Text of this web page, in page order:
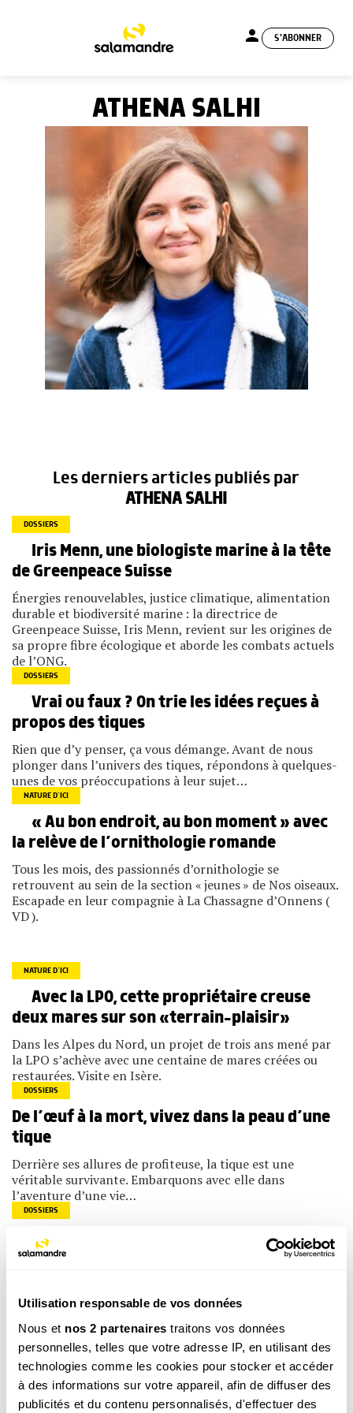
Utilisation responsable de vos données
Nous et nos 2 partenaires traitons vos données
personnelles, telles que votre adresse IP, en utilisant des
technologies comme les cookies pour stocker et accéder
à des informations sur votre appareil, afin de diffuser des
publicités et du contenu personnalisés, d'effectuer des
person S'ABONNER
ATHENA SALHI
Les derniers articles publiés par
ATHENA SALHI
DOSSIERS
Iris Menn, une biologiste marine à la tête
de Greenpeace Suisse
Énergies renouvelables, justice climatique, alimentation
durable et biodiversité marine : la directrice de
Greenpeace Suisse, Iris Menn, revient sur les origines de
sa propre fibre écologique et aborde les combats actuels
de l’ONG.
DOSSIERS
Vrai ou faux ? On trie les idées reçues à
propos des tiques
Rien que d’y penser, ça vous démange. Avant de nous
plonger dans l’univers des tiques, répondons à quelques-
unes de vos préoccupations à leur sujet…
NATURE D’ICI
« Au bon endroit, au bon moment » avec
la relève de l’ornithologie romande
Tous les mois, des passionnés d’ornithologie se
retrouvent au sein de la section « jeunes » de Nos oiseaux.
Escapade en leur compagnie à La Chassagne d’Onnens (
VD ).
NATURE D’ICI
Avec la LPO, cette propriétaire creuse
deux mares sur son «terrain-plaisir»
Dans les Alpes du Nord, un projet de trois ans mené par
la LPO s’achève avec une centaine de mares créées ou
restaurées. Visite en Isère.
DOSSIERS
De l’œuf à la mort, vivez dans la peau d’une
tique
Derrière ses allures de profiteuse, la tique est une
véritable survivante. Embarquons avec elle dans
l’aventure d’une vie…
DOSSIERS
Leçon d’anatomie : la tique sous la loupe
Avec ses huit pattes et son rostre denté, la tique a de quoi
ricinus, l’espèce la plus commune d’Europe.
NATURE D’ICI
Les réponses au grand quiz de la nature –
faune aquatique